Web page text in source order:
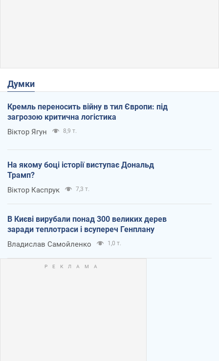
Думки
Кремль переносить війну в тил Європи: під
загрозою критична логістика
Віктор Ягун 8,9 т.
На якому боці історії виступає Дональд
Трамп?
Віктор Каспрук 7,3 т.
В Києві вирубали понад 300 великих дерев
заради теплотраси і всупереч Генплану
Владислав Самойленко 1,0 т.